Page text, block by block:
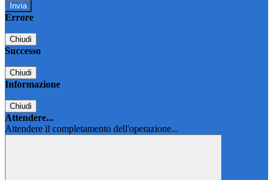
Errore
Chiudi
Successo
Chiudi
Informazione
Chiudi
Attendere...
Attendere il completamento dell'operazione...